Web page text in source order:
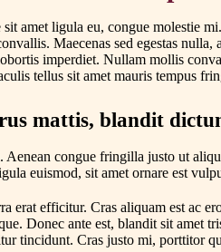
amet ligula eu, congue
Maecenas sed egestas
imperdiet. Nullam mollis
tellus sit amet mauris tempus
mattis, blandit
congue fringilla justo ut
euismod, sit amet ornare est
efficitur. Cras aliquam est ac
Donec ante est, blandit sit amet
tincidunt. Cras justo mi, porttitor